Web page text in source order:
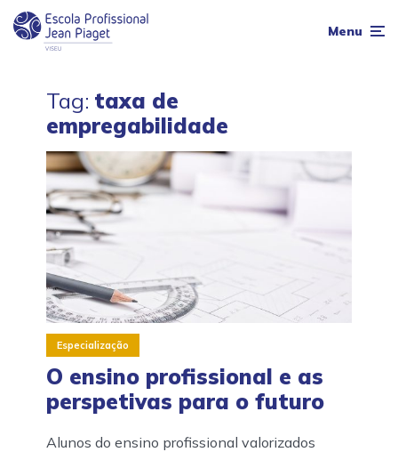
Menu
Tag: taxa de
empregabilidade
Especialização
O ensino profissional e as
perspetivas para o futuro
Alunos do ensino profissional valorizados